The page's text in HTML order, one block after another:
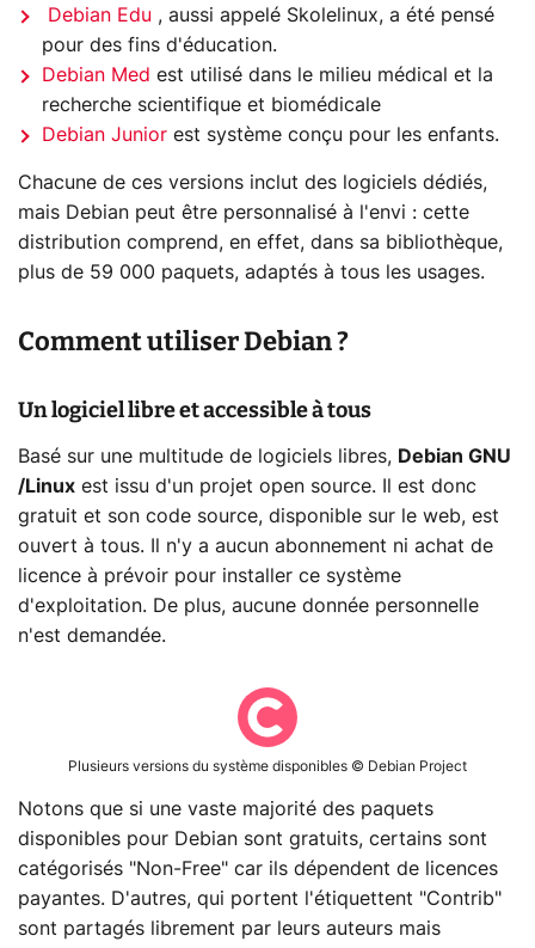
Debian Edu , aussi appelé Skolelinux, a été pensé
pour des fins d'éducation.
Debian Med est utilisé dans le milieu médical et la
recherche scientifique et biomédicale
Debian Junior est système conçu pour les enfants.
Chacune de ces versions inclut des logiciels dédiés,
mais Debian peut être personnalisé à l'envi : cette
distribution comprend, en effet, dans sa bibliothèque,
plus de 59 000 paquets, adaptés à tous les usages.
Comment utiliser Debian ?
Un logiciel libre et accessible à tous
Basé sur une multitude de logiciels libres, Debian GNU
/Linux est issu d'un projet open source. Il est donc
gratuit et son code source, disponible sur le web, est
ouvert à tous. Il n'y a aucun abonnement ni achat de
licence à prévoir pour installer ce système
d'exploitation. De plus, aucune donnée personnelle
n'est demandée.
Plusieurs versions du système disponibles © Debian Project
Notons que si une vaste majorité des paquets
disponibles pour Debian sont gratuits, certains sont
catégorisés "Non-Free" car ils dépendent de licences
payantes. D'autres, qui portent l'étiquettent "Contrib"
sont partagés librement par leurs auteurs mais